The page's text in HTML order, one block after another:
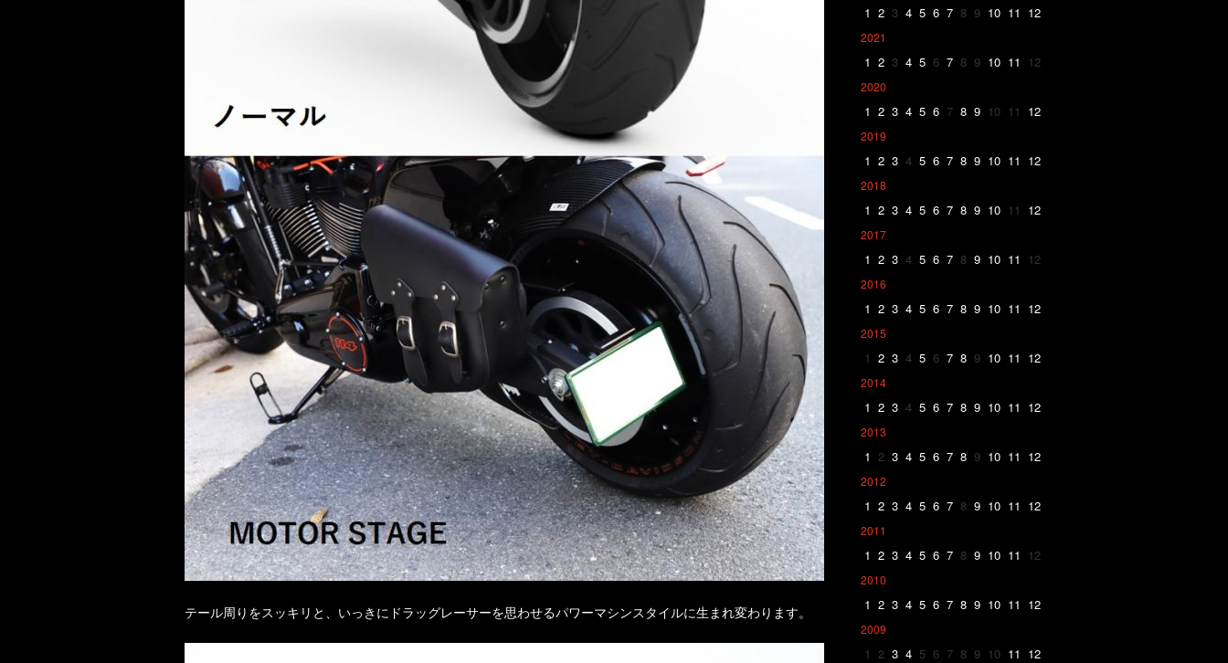
テール周りをスッキリと、いっきにドラッグレーサーを思わせるパワーマシンスタイルに生まれ変わります。
1 2 3 4 5 6 7 8 9 10 11 12
2021
1 2 3 4 5 6 7 8 9 10 11 12
2020
1 2 3 4 5 6 7 8 9 10 11 12
2019
1 2 3 4 5 6 7 8 9 10 11 12
2018
1 2 3 4 5 6 7 8 9 10 11 12
2017
1 2 3 4 5 6 7 8 9 10 11 12
2016
1 2 3 4 5 6 7 8 9 10 11 12
2015
1 2 3 4 5 6 7 8 9 10 11 12
2014
1 2 3 4 5 6 7 8 9 10 11 12
2013
1 2 3 4 5 6 7 8 9 10 11 12
2012
1 2 3 4 5 6 7 8 9 10 11 12
2011
1 2 3 4 5 6 7 8 9 10 11 12
2010
1 2 3 4 5 6 7 8 9 10 11 12
2009
1 2 3 4 5 6 7 8 9 10 11 12